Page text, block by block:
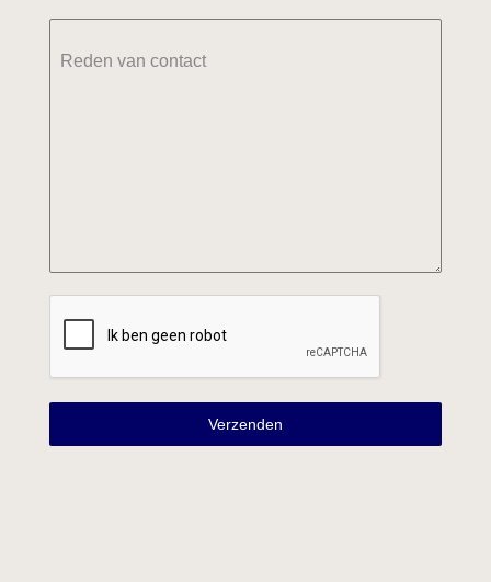
Reden van contact
Verzenden